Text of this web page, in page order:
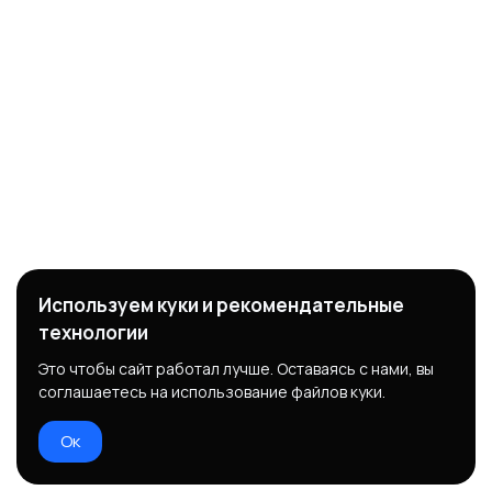
Используем куки и рекомендательные
технологии
Это чтобы сайт работал лучше. Оставаясь с нами, вы
соглашаетесь на использование файлов куки.
Ок